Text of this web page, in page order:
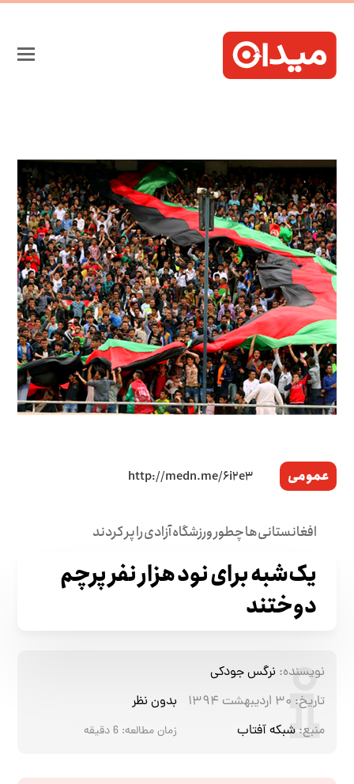
عمومی
افغانستانی‌ها چطور ورزشگاه آزادی را پر کردند
یک‌شبه برای نود هزار نفر پرچم
دوختند
نویسنده: نرگس جودکی
تاریخ: ۳۰ اردیبهشت ۱۳۹۴
بدون نظر
منبع: شبكه آفتاب زمان مطالعه: 6دقیقه